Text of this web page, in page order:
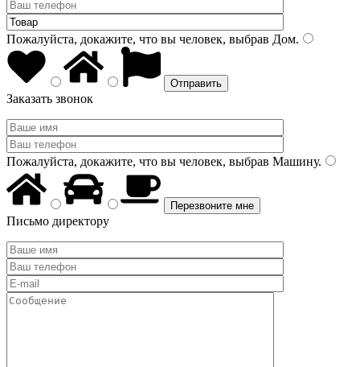
Пожалуйста, докажите, что вы человек, выбрав Дом.
Заказать звонок
Пожалуйста, докажите, что вы человек, выбрав Машину.
Письмо директору